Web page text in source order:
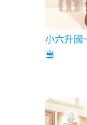
小六升國
事